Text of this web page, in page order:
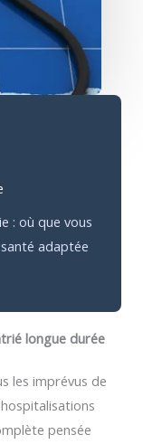
longue durée
les imprévus de
pensée
: où que vous
adaptée